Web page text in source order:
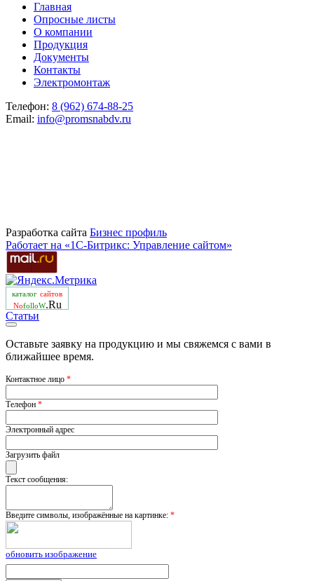
Главная
Опросные листы
О компании
Продукция
Документы
Контакты
Электромонтаж
Телефон: 8 (962) 674-88-25
Email: info@promsnabdv.ru
Разработка сайта Бизнеc профиль
Работает на «1С-Битрикс: Управление сайтом»
каталог сайтов
NofolloW.Ru
Статьи
Оставьте заявку на продукцию и мы свяжемся с вами в
ближайшее время.
Контактное лицо *
Телефон *
Электронный адрес
Загрузить файл
Текст сообщения:
Введите символы, изображённые на картинке: *
обновить изображение